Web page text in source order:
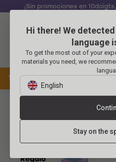
Hi there! We
language
To get the most out of your
materials you need, we
English
Stay on the
¡Sin promociones en
Tutoriales DIY – Ideas de
Tutoriales
Todos
LOS TEMAS